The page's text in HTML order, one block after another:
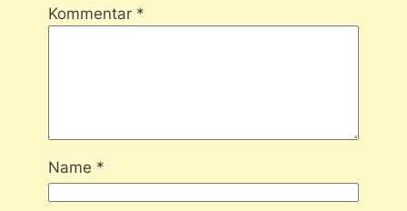
Kommentar *
Name *